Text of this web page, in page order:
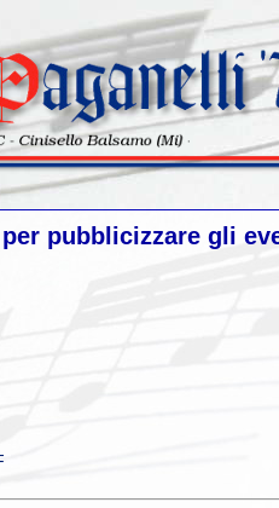
pubblicizzare gli